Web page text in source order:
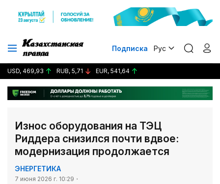
Подписка Рус
USD, 469,93 RUB, 5,71 EUR, 541,64
Износ оборудования на ТЭЦ
Риддера снизился почти вдвое:
модернизация продолжается
ЭНЕРГЕТИКА
7 июня 2026 г. 10:29